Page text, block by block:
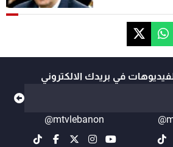
في بريدك الالكتروني
@mtvlebanon